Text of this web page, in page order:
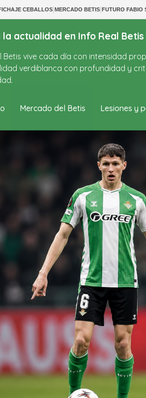
CEBALLOS|MERCADO BETIS|FUTURO FABIO
la actualidad en Info Real Betis
Betis vive cada día con intensidad
verdiblanca con profundidad y
Mercado del Betis Lesiones y